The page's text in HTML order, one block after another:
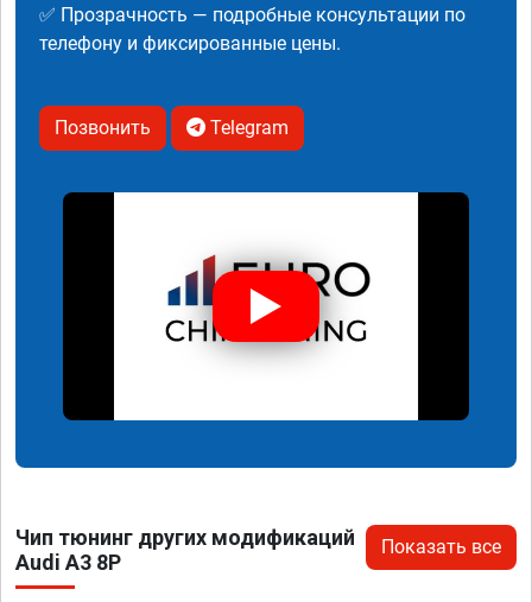
✅ Прозрачность — подробные консультации по
телефону и фиксированные цены.
Позвонить Telegram
Чип тюнинг других модификаций
Audi A3 8P
Показать все